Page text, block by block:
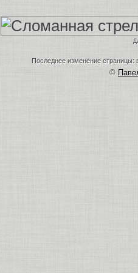
Последнее изменение страницы:
©